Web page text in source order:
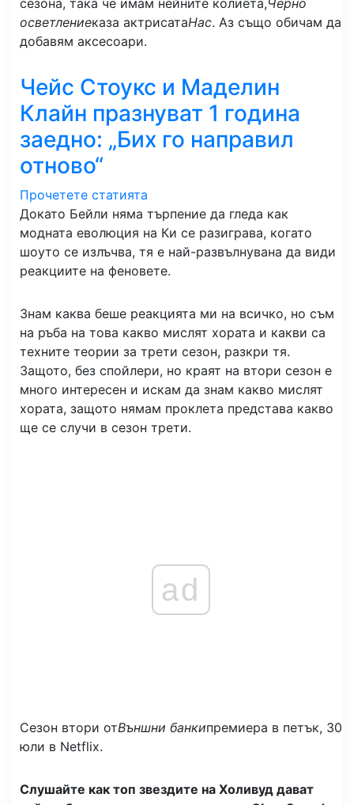
сезона, така че имам нейните колиета,Черно
осветлениеказа актрисатаНас. Аз също обичам да
добавям аксесоари.
Чейс Стоукс и Маделин
Клайн празнуват 1 година
заедно: „Бих го направил
отново“
Прочетете статията
Докато Бейли няма търпение да гледа как
модната еволюция на Ки се разиграва, когато
шоуто се излъчва, тя е най-развълнувана да види
реакциите на феновете.
Знам каква беше реакцията ми на всичко, но съм
на ръба на това какво мислят хората и какви са
техните теории за трети сезон, разкри тя.
Защото, без спойлери, но краят на втори сезон е
много интересен и искам да знам какво мислят
хората, защото нямам проклета представа какво
ще се случи в сезон трети.
ad
Сезон втори отВъншни банкипремиера в петък, 30
юли в Netflix.
Слушайте как топ звездите на Холивуд дават